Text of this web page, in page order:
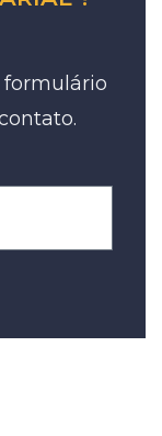
formulário